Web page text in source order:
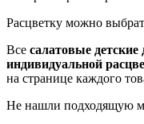
Расцветку можно
Все салатовые
индивидуальной
на странице каждого
Не нашли подходящую